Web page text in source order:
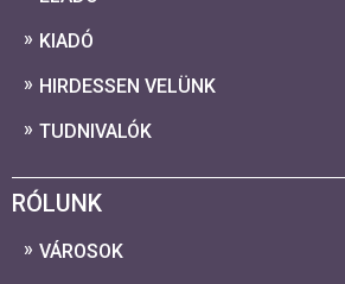
KIADÓ
HIRDESSEN VELÜNK
TUDNIVALÓK
RÓLUNK
VÁROSOK